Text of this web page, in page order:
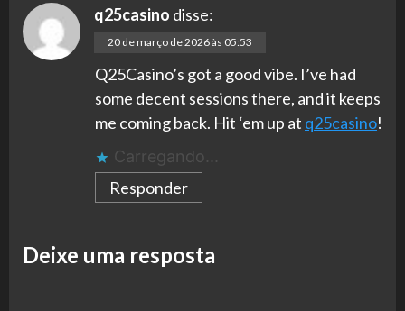
q25casino disse:
20 de março de 2026 às 05:53
Q25Casino’s got a good vibe. I’ve had
some decent sessions there, and it keeps
me coming back. Hit ‘em up at q25casino!
Carregando...
Responder
Deixe uma resposta